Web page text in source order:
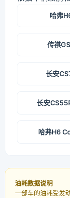
哈弗
传祺
长安
长安
哈弗H6
油耗数据说明
一部车的油耗受发